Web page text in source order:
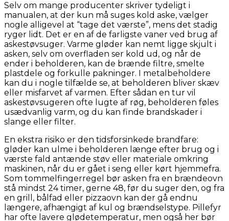
Selv om mange producenter skriver tydeligt i
manualen, at der kun må suges kold aske, vælger
nogle alligevel at “tage det værste”, mens det stadig
ryger lidt. Det er en af de farligste vaner ved brug af
askestøvsuger. Varme gløder kan nemt ligge skjult i
asken, selv om overfladen ser kold ud, og når de
ender i beholderen, kan de brænde filtre, smelte
plastdele og forkulle pakninger. I metalbeholdere
kan du i nogle tilfælde se, at beholderen bliver skæv
eller misfarvet af varmen. Efter sådan en tur vil
askestøvsugeren ofte lugte af røg, beholderen føles
usædvanlig varm, og du kan finde brandskader i
slange eller filter.
En ekstra risiko er den tidsforsinkede brandfare:
gløder kan ulme i beholderen længe efter brug og i
værste fald antænde støv eller materiale omkring
maskinen, når du er gået i seng eller kørt hjemmefra.
Som tommelfingerregel bør asken fra en brændeovn
stå mindst 24 timer, gerne 48, før du suger den, og fra
en grill, bålfad eller pizzaovn kan der gå endnu
længere, afhængigt af kul og brændselstype. Pillefyr
har ofte lavere glødetemperatur, men også her bør